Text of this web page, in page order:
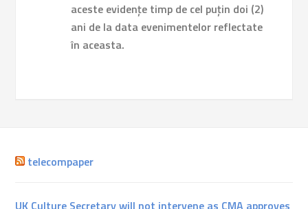
aceste evidențe timp de cel puțin doi (2)
ani de la data evenimentelor reflectate
în aceasta.
telecompaper
UK Culture Secretary will not intervene as CMA approves